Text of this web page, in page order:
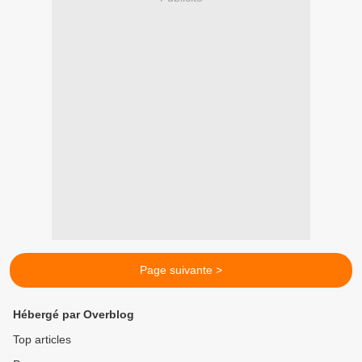
Page suivante >
Hébergé par Overblog
Top articles